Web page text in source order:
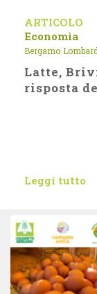
ARTICOLO
Economia
Bergamo
Latte,
risposta
Leggi tutto